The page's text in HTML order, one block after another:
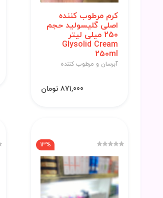
کرم مرطوب کننده
اصلی گلیسولید حجم
250 میلی لیتر
Glysolid Cream
250ml
آبرسان و مرطوب کننده
871,000 تومان
13%